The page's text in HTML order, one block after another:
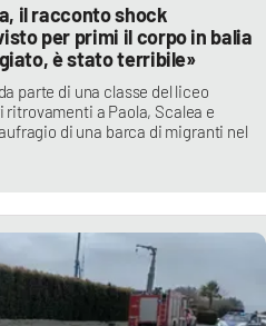
il racconto shock
per primi il corpo in balia
è stato terribile»
parte di una classe del liceo
a Paola, Scalea e
di una barca di migranti nel